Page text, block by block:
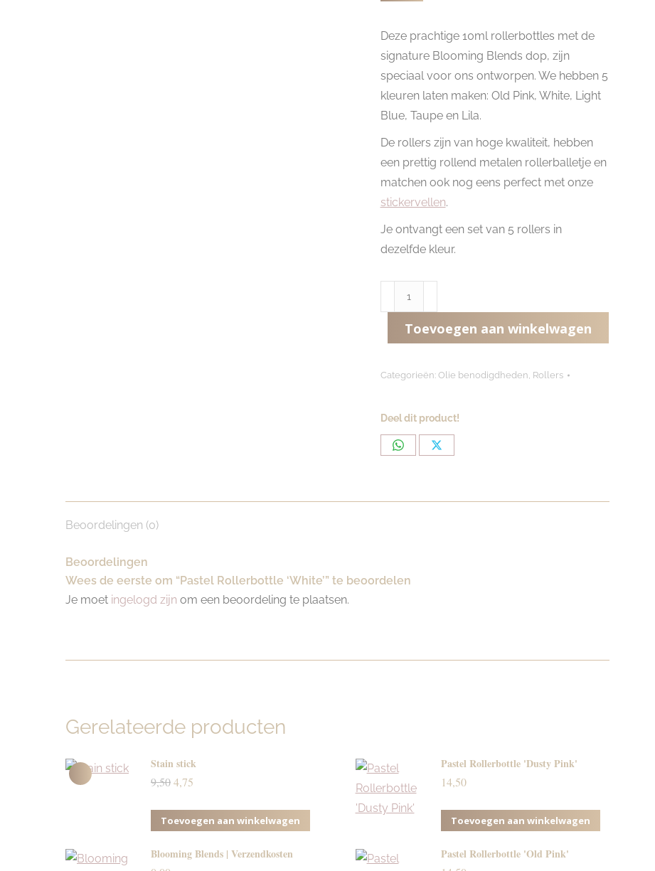
Deze prachtige 10ml rollerbottles met de
signature Blooming Blends dop, zijn
speciaal voor ons ontworpen. We hebben 5
kleuren laten maken: Old Pink, White, Light
Blue, Taupe en Lila.
De rollers zijn van hoge kwaliteit, hebben
een prettig rollend metalen rollerballetje en
matchen ook nog eens perfect met onze
stickervellen.
Je ontvangt een set van 5 rollers in
dezelfde kleur.
Rollerbottle
'White'Toevoegen aan winkelwagen
Categorieën: Olie benodigdheden, Rollers
Deel dit product!
Share Share
Beoordelingen (0)
Beoordelingen
Wees de eerste om “Pastel Rollerbottle ‘White’” te beoordelen
Je moet ingelogd zijn om een beoordeling te plaatsen.
Gerelateerde producten
Stain stick
9,50Oorspronkelijke
was:
4,75
is:
Toevoegen aan winkelwagen
Pastel Rollerbottle 'Dusty Pink'
14,50
Toevoegen aan winkelwagen
Blooming Blends | Verzendkosten
Pastel Rollerbottle 'Old Pink'